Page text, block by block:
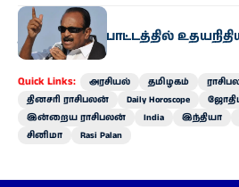
அரசியல்
தஞ்சை ஆர்ப்பாட்டத்தில்
கண்டனம்
Quick Links: அரசியல் தமிழகம்
தினசரி ராசிபலன்
Daily Horoscope
இன்றைய ராசிபலன்
India இந்தியா
சினிமா
Rasi Palan